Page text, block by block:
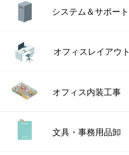
システム＆サポート
オフィスレイアウト
オフィス内装工事
文具・事務用品卸